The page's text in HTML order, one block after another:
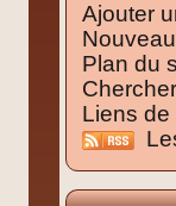
Ajouter
Plan du
Liens de